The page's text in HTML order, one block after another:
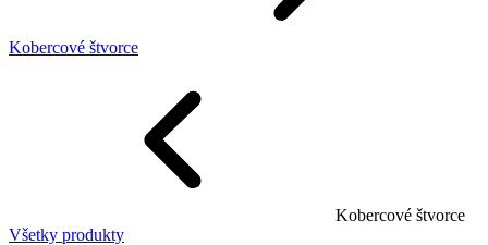
Kobercové štvorce
Kobercové štvorce
Všetky produkty